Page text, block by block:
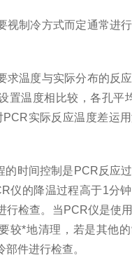
制冷方式而定通常进行
温度与实际分布的反应
置温度相比较，各孔平
实际反应温度差运
时间控制是PCR反应过
仪的降温过程高于1分
行检查。当PCR仪是使
较*地清理，若是其他
件进行检查。